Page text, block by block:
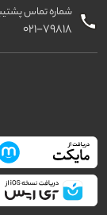
شماره تماس
۰۲۱-۷۹۸۱۸